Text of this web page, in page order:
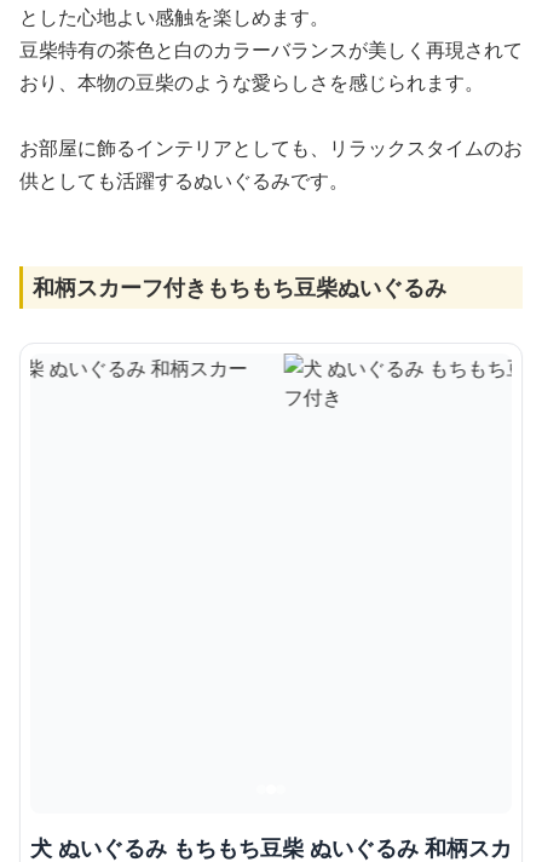
とした心地よい感触を楽しめます。
豆柴特有の茶色と白のカラーバランスが美しく再現されて
おり、本物の豆柴のような愛らしさを感じられます。
お部屋に飾るインテリアとしても、リラックスタイムのお
供としても活躍するぬいぐるみです。
和柄スカーフ付きもちもち豆柴ぬいぐるみ
犬 ぬいぐるみ もちもち豆柴 ぬいぐるみ 和柄スカ